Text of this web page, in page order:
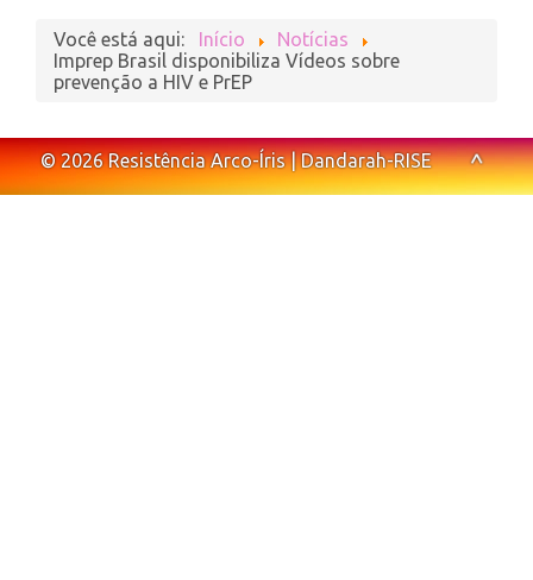
Você está aqui: Início
Notícias
Imprep Brasil disponibiliza Vídeos sobre
prevenção a HIV e PrEP
© 2026 Resistência Arco-Íris | Dandarah-RISE ^